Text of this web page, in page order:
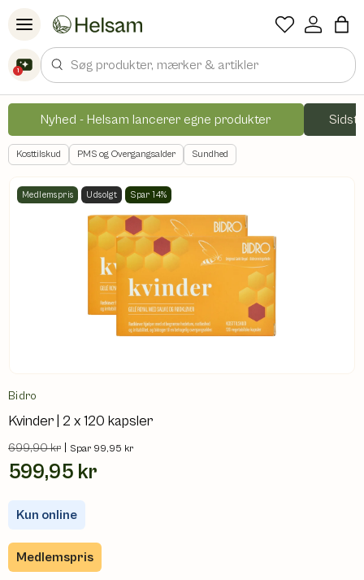
Spring til indhold
1
Søg
Nyhed - Helsam lancerer egne produkter
Kosttilskud PMS og Overgangsalder Sundhed
Medlemspris Udsolgt Spar 14%
Bidro
Kvinder | 2 x 120 kapsler
699,90 kr Spar 99,95 kr
599,95 kr
Kun online
Medlemspris